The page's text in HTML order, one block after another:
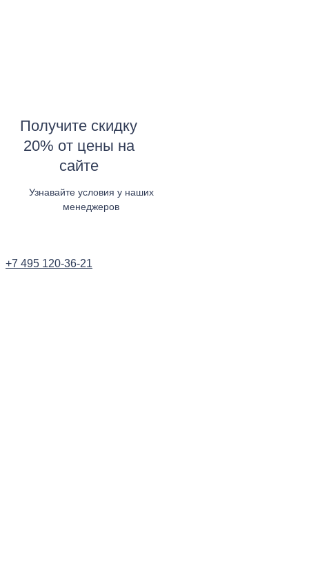
Получите скидку
20% от цены на
сайте
Узнавайте условия у наших
менеджеров
+7 495 120-36-21